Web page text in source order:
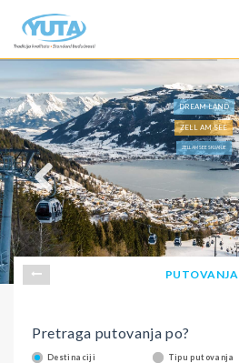
DREAM LAND
ZELL AM SEE
ZELL AM SEE SKIJANJE
PUTOVANJA
Pretraga putovanja po?
Destinaciji Tipu putovanja